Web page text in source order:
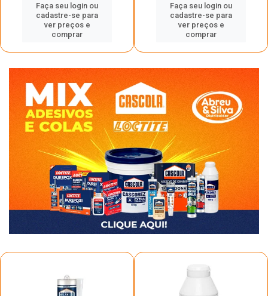
Faça seu login ou
cadastre-se para
ver preços e
comprar
Faça seu login ou
cadastre-se para
ver preços e
comprar